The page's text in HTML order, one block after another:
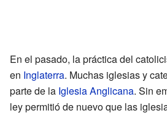
En el pasado, la práctica del
en Inglaterra. Muchas iglesias y
parte de la Iglesia Anglicana. Sin
ley permitió de nuevo que las